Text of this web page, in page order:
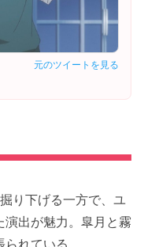
元のツイートを見る
り下げる一方で、ユ
演出が魅力。皐月と霧
れている。